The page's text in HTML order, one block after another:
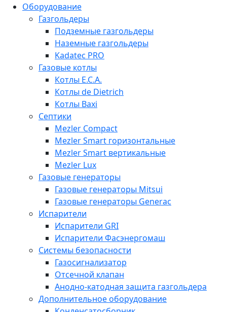
Оборудование
Газгольдеры
Подземные газгольдеры
Наземные газгольдеры
Kadatec PRO
Газовые котлы
Котлы E.C.A.
Котлы de Dietrich
Котлы Baxi
Септики
Mezler Compact
Mezler Smart горизонтальные
Mezler Smart вертикальные
Mezler Lux
Газовые генераторы
Газовые генераторы Mitsui
Газовые генераторы Generac
Испарители
Испарители GRI
Испарители Фасэнергомаш
Системы безопасности
Газосигнализатор
Отсечной клапан
Анодно-катодная защита газгольдера
Дополнительное оборудование